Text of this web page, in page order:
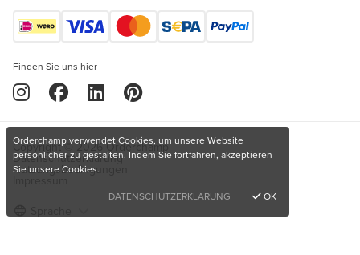
Finden Sie uns hier
Copyright © 2026 Orderchamp
Datenschutzerklärung
Nutzungsbedingungen
Orderchamp verwendet Cookies, um unsere Website
persönlicher zu gestalten. Indem Sie fortfahren, akzeptieren
Sie unsere Cookies.
DATENSCHUTZERKLÄRUNG
OK